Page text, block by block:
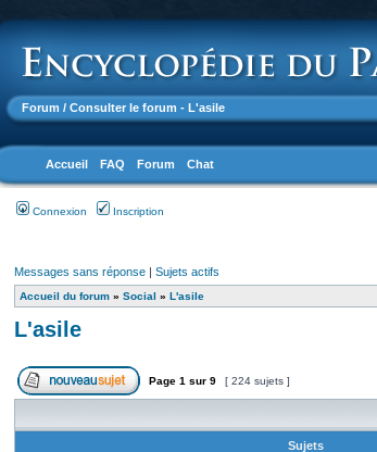
Forum / Consulter le forum - L'asile
Accueil FAQ Forum Chat
Connexion Inscription
Messages sans réponse| Sujets actifs
Accueil du forum» Social » L'asile
L'asile
Page 1 sur 9 [ 224 sujets ]
Sujets